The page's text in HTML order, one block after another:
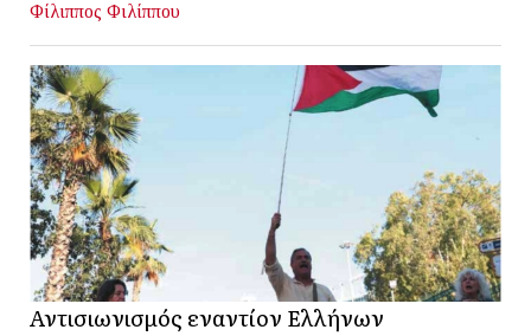
Φίλιππος Φιλίππου
Αντισιωνισμός εναντίον Ελλήνων